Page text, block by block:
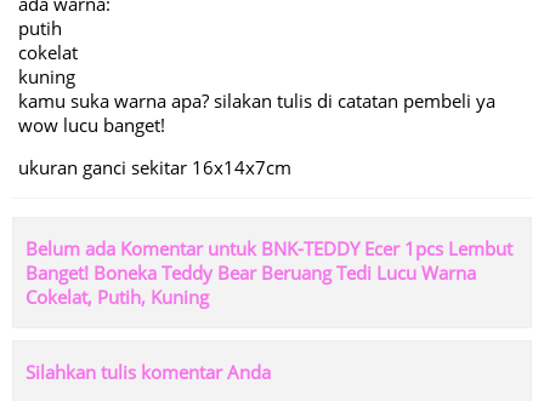
putih
cokelat
kuning
kamu suka warna apa? silakan tulis di catatan pembeli ya
wow lucu banget!
ukuran ganci sekitar 16x14x7cm
Belum ada Komentar untuk BNK-TEDDY Ecer 1pcs Lembut
Banget! Boneka Teddy Bear Beruang Tedi Lucu Warna
Cokelat, Putih, Kuning
Silahkan tulis komentar Anda